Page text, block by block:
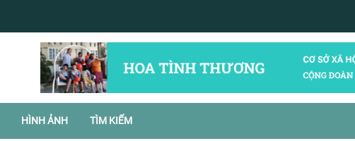
HÌNH ẢNH TÌM KIẾM